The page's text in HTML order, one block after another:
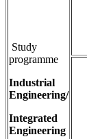
Study
programme
Industrial
Engineering/
Integrated
Engineering